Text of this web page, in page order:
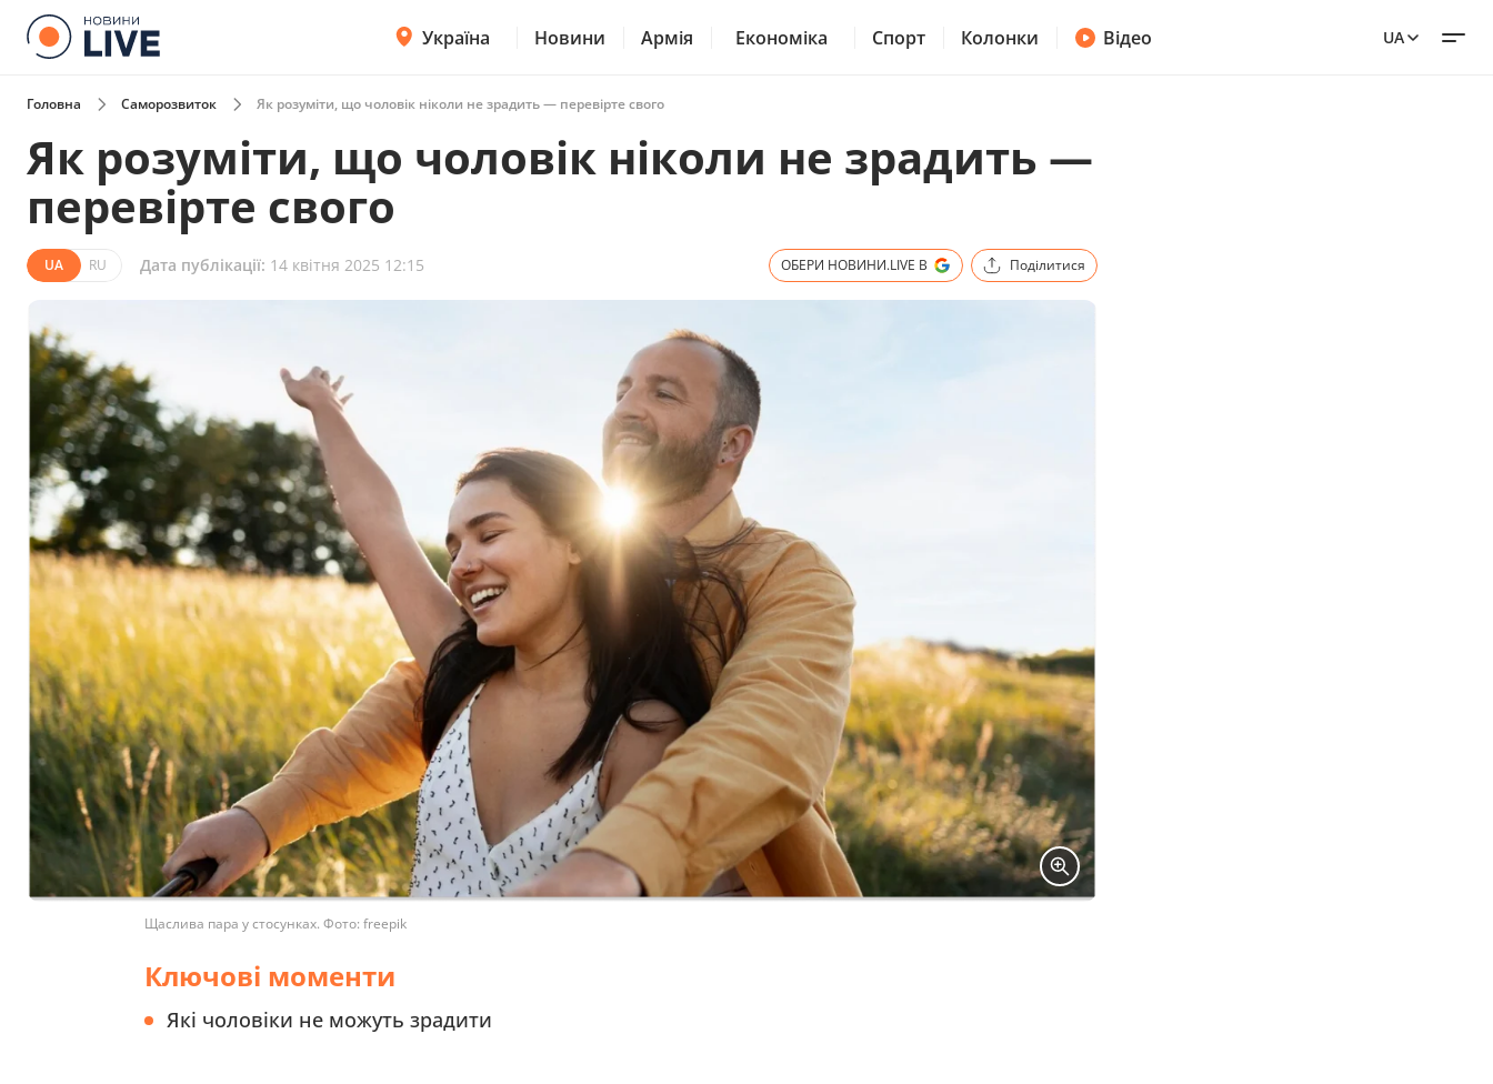
Україна Новини Армія Економіка Спорт Колонки Відео UA
Головна Саморозвиток Як розуміти, що чоловік ніколи не зрадить — перевірте свого
Як розуміти, що чоловік ніколи не зрадить —
перевірте свого
UA RU Дата публікації: 14 квітня 2025 12:15 ОБЕРИ НОВИНИ.LIVE В Поділитися
Щаслива пара у стосунках. Фото: freepik
Ключові моменти
Які чоловіки не можуть зрадити